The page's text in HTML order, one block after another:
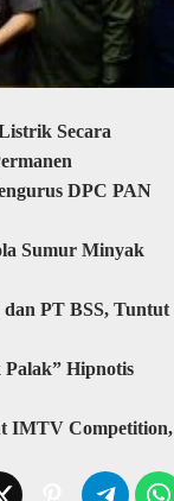
Secara
DPC PAN
Sumur Minyak
PT BSS, Tuntut
Hipnotis
IMTV Competition,